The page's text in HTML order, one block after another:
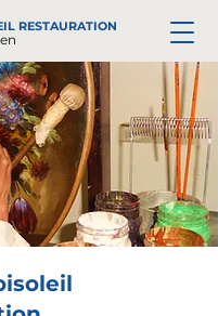
RESTAURATION